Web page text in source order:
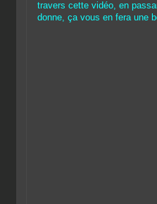
travers cette vidéo, en
donne, ça vous en fera une